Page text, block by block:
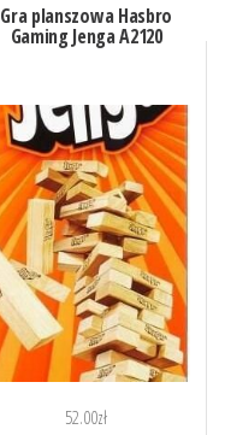
Gra planszowa Hasbro
Gaming Jenga A2120
52.00zł